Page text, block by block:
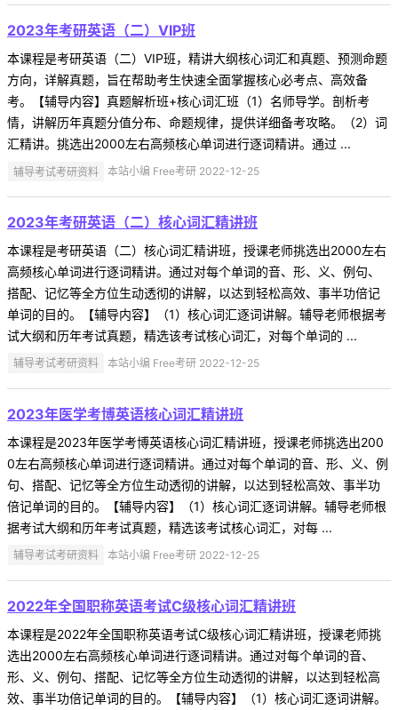
2023年考研英语（二）VIP班
本课程是考研英语（二）VIP班，精讲大纲核心词汇和真题、预测命题
方向，详解真题，旨在帮助考生快速全面掌握核心必考点、高效备
考。【辅导内容】真题解析班+核心词汇班（1）名师导学。剖析考
情，讲解历年真题分值分布、命题规律，提供详细备考攻略。（2）词
汇精讲。挑选出2000左右高频核心单词进行逐词精讲。通过 ...
辅导考试考研资料 本站小编 Free考研 2022-12-25
2023年考研英语（二）核心词汇精讲班
本课程是考研英语（二）核心词汇精讲班，授课老师挑选出2000左右
高频核心单词进行逐词精讲。通过对每个单词的音、形、义、例句、
搭配、记忆等全方位生动透彻的讲解，以达到轻松高效、事半功倍记
单词的目的。【辅导内容】（1）核心词汇逐词讲解。辅导老师根据考
试大纲和历年考试真题，精选该考试核心词汇，对每个单词的 ...
辅导考试考研资料 本站小编 Free考研 2022-12-25
2023年医学考博英语核心词汇精讲班
本课程是2023年医学考博英语核心词汇精讲班，授课老师挑选出200
0左右高频核心单词进行逐词精讲。通过对每个单词的音、形、义、例
句、搭配、记忆等全方位生动透彻的讲解，以达到轻松高效、事半功
倍记单词的目的。【辅导内容】（1）核心词汇逐词讲解。辅导老师根
据考试大纲和历年考试真题，精选该考试核心词汇，对每 ...
辅导考试考研资料 本站小编 Free考研 2022-12-25
2022年全国职称英语考试C级核心词汇精讲班
本课程是2022年全国职称英语考试C级核心词汇精讲班，授课老师挑
选出2000左右高频核心单词进行逐词精讲。通过对每个单词的音、
形、义、例句、搭配、记忆等全方位生动透彻的讲解，以达到轻松高
效、事半功倍记单词的目的。【辅导内容】（1）核心词汇逐词讲解。